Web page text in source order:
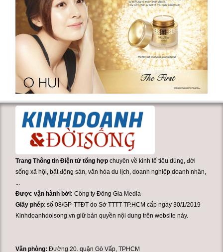
Trang Thông tin Điện tử tổng hợp chuyên về kinh tế tiêu dùng, đời
sống xã hội, bất động sản, văn hóa du lịch, doanh nghiệp doanh nhân,
Được vận hành bởi:Công ty Đông Gia Media
Giấy phép: số 08/GP-TTĐT do Sở TTTT TP.HCM cấp ngày 30/1/2019
Kinhdoanhdoisong.vn giữ bản quyền nội dung trên website này.
Văn phòng:Đường 20. quận Gò Vấp, TPHCM